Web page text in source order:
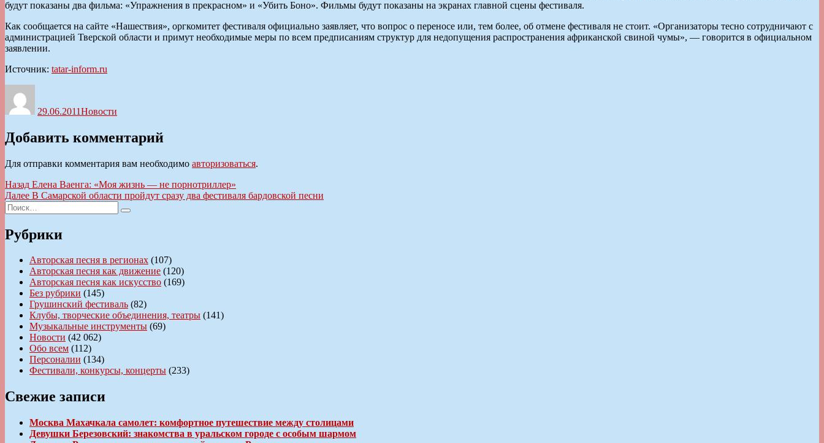
будут показаны два фильма: «Упражнения в прекрасном» и «Убить Боно». Фильмы будут показаны на экранах главной сцены фестиваля.
Как сообщается на сайте «Нашествия», оргкомитет фестиваля официально заявляет, что вопрос о переносе или, тем более, об отмене фестиваля не стоит. «Организаторы тесно сотрудничают с
администрацией Тверской области и примут необходимые меры по всем предписаниям структур для недопущения распространения африканской свиной чумы», — говорится в официальном
заявлении.
Источник: tatar-inform.ru
29.06.2011Новости
Добавить комментарий
Для отправки комментария вам необходимо авторизоваться.
Навигация
по
записям
Назад Предыдущая
запись:
Елена Ваенга: «Моя жизнь — не порнотриллер»
Далее Следующая
В Самарской области пройдут сразу два фестиваля бардовской песни
Искать:
Поиск
Рубрики
Авторская песня в регионах (107)
Авторская песня как движение (120)
Авторская песня как искусство (169)
Без рубрики (145)
Грушинский фестиваль (82)
Клубы, творческие объединения, театры (141)
Музыкальные инструменты (69)
Новости (42 062)
Обо всем (112)
Персоналии (134)
Фестивали, конкурсы, концерты (233)
Свежие записи
Москва Махачкала самолет: комфортное путешествие между столицами
Девушки Березовский: знакомства в уральском городе с особым шармом